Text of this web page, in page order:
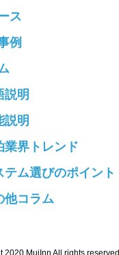
ス
例
説明
説明
業界トレンド
テム選びのポイント
他コラム
2020 MujInn All rights reserved.